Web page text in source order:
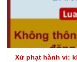
Xử phạt hành vi: